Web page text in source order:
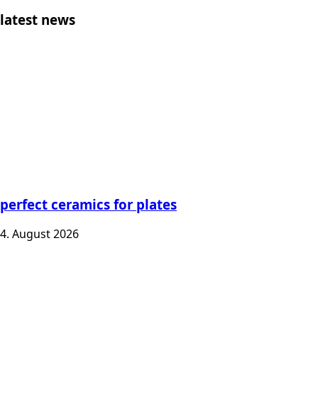
latest news
perfect ceramics for plates
4. August 2026